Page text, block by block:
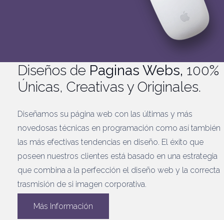
Diseños de Paginas Webs, 100%
Únicas, Creativas y Originales.
Diseñamos su página web con las últimas y más
novedosas técnicas en programación como así también
las más efectivas tendencias en diseño. El éxito que
poseen nuestros clientes está basado en una estrategia
que combina a la perfección el diseño web y la correcta
trasmisión de si imagen corporativa.
Más Información